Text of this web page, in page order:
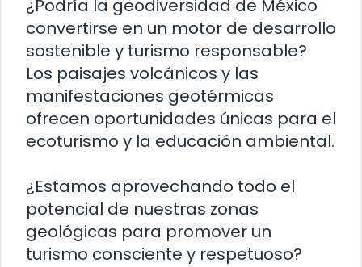
¿Podría la geodiversidad de México
convertirse en un motor de desarrollo
sostenible y turismo responsable?
Los paisajes volcánicos y las
manifestaciones geotérmicas
ofrecen oportunidades únicas para el
ecoturismo y la educación ambiental.
¿Estamos aprovechando todo el
potencial de nuestras zonas
geológicas para promover un
turismo consciente y respetuoso?